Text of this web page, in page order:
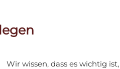
Wir wissen, dass es wichtig